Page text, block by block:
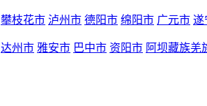
攀枝花市 泸州市 德阳市 绵阳市 广元市 遂
达州市 雅安市 巴中市 资阳市 阿坝藏族羌